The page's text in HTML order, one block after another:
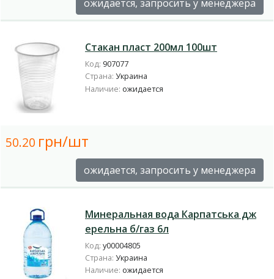
ожидается, запросить у менеджера
Стакан пласт 200мл 100шт
Код: 907077
Страна: Украина
Наличие: ожидается
50.20 грн/шт
ожидается, запросить у менеджера
Минеральная вода Карпатська дж
ерельна б/газ 6л
Код: у00004805
Страна: Украина
Наличие: ожидается